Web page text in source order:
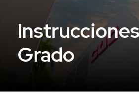
Grado